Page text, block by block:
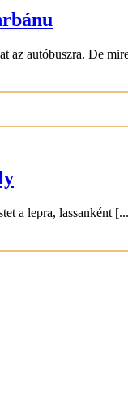
az autóbuszra. De
a lepra, lassanként